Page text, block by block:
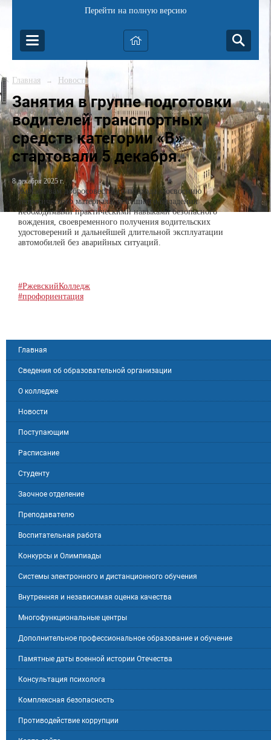
Перейти на полную версию
Главная → Новости
Занятия в группе подготовки
водителей транспортных
средств категории «B»
стартовали 5 декабря.
8 декабря 2025 г.
Желаем вам добросовестного подхода к освоению
теоретического материала, успешного овладения
необходимыми практическими навыками безопасного
вождения, своевременного получения водительских
удостоверений и дальнейшей длительной эксплуатации
автомобилей без аварийных ситуаций.
#РжевскийКолледж
#профориентация
Главная
Сведения об образовательной организации
О колледже
Новости
Поступающим
Расписание
Студенту
Заочное отделение
Преподавателю
Воспитательная работа
Конкурсы и Олимпиады
Системы электронного и дистанционного обучения
Внутренняя и независимая оценка качества
Многофункциональные центры
Дополнительное профессиональное образование и обучение
Памятные даты военной истории Отечества
Консультация психолога
Комплексная безопасность
Противодействие коррупции